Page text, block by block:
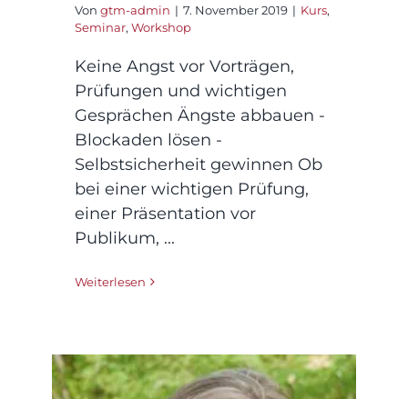
Von gtm-admin | 7. November 2019 | Kurs,
Seminar, Workshop
Keine Angst vor Vorträgen,
Prüfungen und wichtigen
Gesprächen Ängste abbauen -
Blockaden lösen -
Selbstsicherheit gewinnen Ob
bei einer wichtigen Prüfung,
einer Präsentation vor
Publikum, ...
Weiterlesen